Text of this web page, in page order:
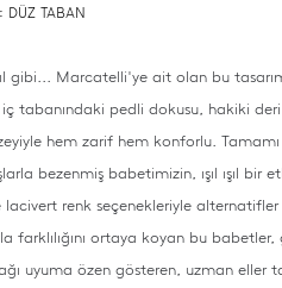
DÜZ TABAN
gibi... Marcatelli'ye ait olan bu
tabanındaki pedli dokusu, hakiki deri
hem zarif hem konforlu.
bezenmiş babetimizin, ışıl ışıl bir
lacivert renk seçenekleriyle alternatifler
farklılığını ortaya koyan bu
uyuma özen gösteren, uzman eller